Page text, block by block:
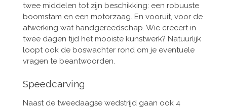
twee middelen tot zijn beschikking: een robuuste
boomstam en een motorzaag. En vooruit, voor de
afwerking wat handgereedschap. Wie creeert in
twee dagen tijd het mooiste kunstwerk? Natuurlijk
loopt ook de boswachter rond om je eventuele
vragen te beantwoorden.
Speedcarving
Naast de tweedaagse wedstrijd gaan ook 4